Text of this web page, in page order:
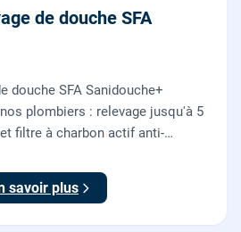
de douche SFA
douche SFA Sanidouche+
plombiers : relevage jusqu'à 5
filtre à charbon actif anti-
savoir plus